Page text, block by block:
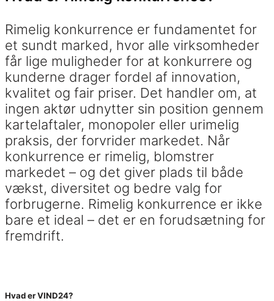
Rimelig konkurrence er fundamentet for
et sundt marked, hvor alle virksomheder
får lige muligheder for at konkurrere og
kunderne drager fordel af innovation,
kvalitet og fair priser. Det handler om, at
ingen aktør udnytter sin position gennem
kartelaftaler, monopoler eller urimelig
praksis, der forvrider markedet. Når
konkurrence er rimelig, blomstrer
markedet – og det giver plads til både
vækst, diversitet og bedre valg for
forbrugerne. Rimelig konkurrence er ikke
bare et ideal – det er en forudsætning for
fremdrift.
Hvad er VIND24?